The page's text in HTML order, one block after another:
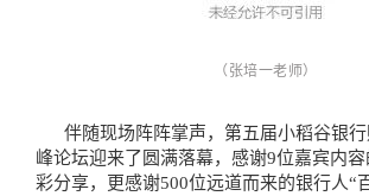
（张培一老师）
伴随现场阵阵掌声，第五届小稻谷银
峰论坛迎来了圆满落幕，感谢9位嘉宾内
彩分享，更感谢500位远道而来的银行人“